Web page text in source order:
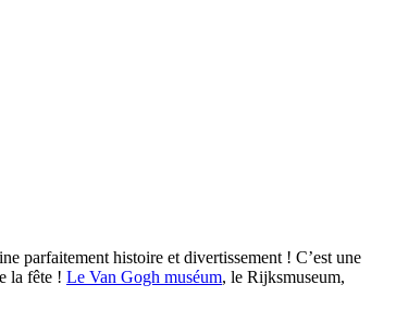
parfaitement histoire et divertissement ! C’est une
la fête ! Le Van Gogh muséum, le Rijksmuseum,